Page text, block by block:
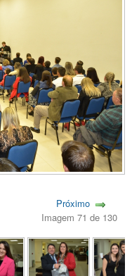
Próximo
Imagem 71 de 130